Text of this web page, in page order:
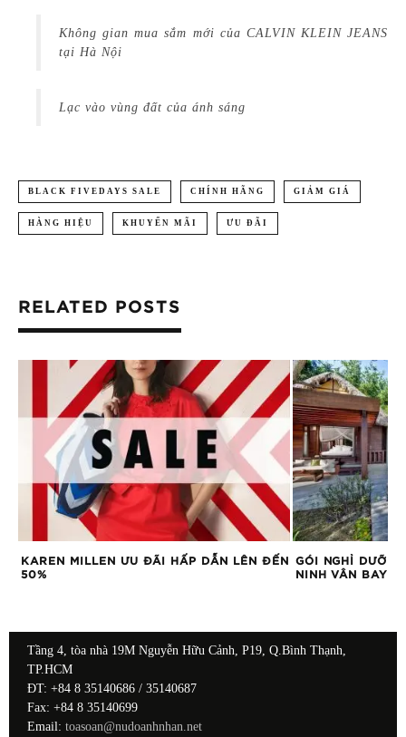
Không gian mua sắm mới của CALVIN KLEIN JEANS
tại Hà Nội
Lạc vào vùng đất của ánh sáng
BLACK FIVEDAYS SALE CHÍNH HÃNG GIẢM GIÁ
HÀNG HIỆU KHUYẾN MÃI ƯU ĐÃI
RELATED POSTS
KAREN MILLEN ƯU ĐÃI HẤP DẪN LÊN ĐẾN
50%
GÓI NGHỈ
NINH VÂN BAY
Tầng 4, tòa nhà 19M Nguyễn Hữu Cảnh, P19, Q.Bình Thạnh,
TP.HCM
ĐT: +84 8 35140686 / 35140687
Fax: +84 8 35140699
Email: toasoan@nudoanhnhan.net